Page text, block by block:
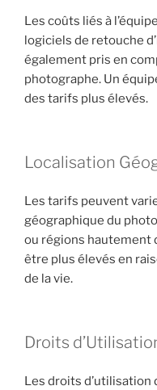
Les coûts liés à
logiciels de retouche
également pris en
photographe. Un
des tarifs plus élevés.
Localisation
Les tarifs peuvent
géographique du
ou régions hautement
être plus élevés en
de la vie.
Droits
Les droits